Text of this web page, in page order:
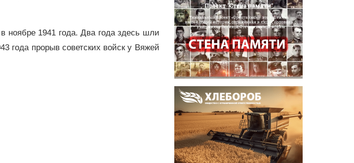
ноябре 1941 года. Два года здесь шли
года прорыв советских войск у Вяжей